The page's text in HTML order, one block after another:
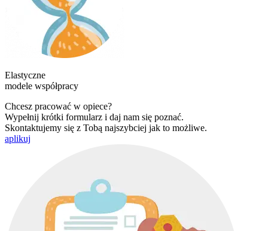
Elastyczne
modele współpracy
Chcesz pracować w opiece?
Wypełnij krótki formularz i daj nam się poznać.
Skontaktujemy się z Tobą najszybciej jak to możliwe.
aplikuj